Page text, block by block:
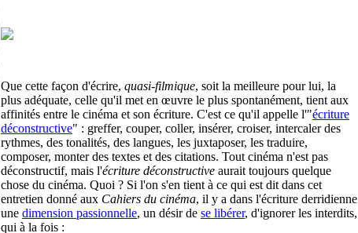
Que cette façon d'écrire, quasi-filmique, soit la meilleure pour lui, la
plus adéquate, celle qu'il met en œuvre le plus spontanément, tient aux
affinités entre le cinéma et son écriture. C'est ce qu'il appelle l'"écriture
déconstructive" : greffer, couper, coller, insérer, croiser, intercaler des
rythmes, des tonalités, des langues, les juxtaposer, les traduire,
composer, monter des textes et des citations. Tout cinéma n'est pas
déconstructif, mais l'écriture déconstructive aurait toujours quelque
chose du cinéma. Quoi ? Si l'on s'en tient à ce qui est dit dans cet
entretien donné aux Cahiers du cinéma, il y a dans l'écriture derridienne
une dimension passionnelle, un désir de se libérer, d'ignorer les interdits,
qui à la fois :